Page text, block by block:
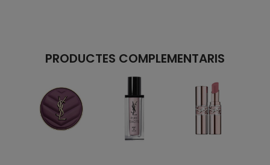
PRODUCTES COMPLEMENTARIS